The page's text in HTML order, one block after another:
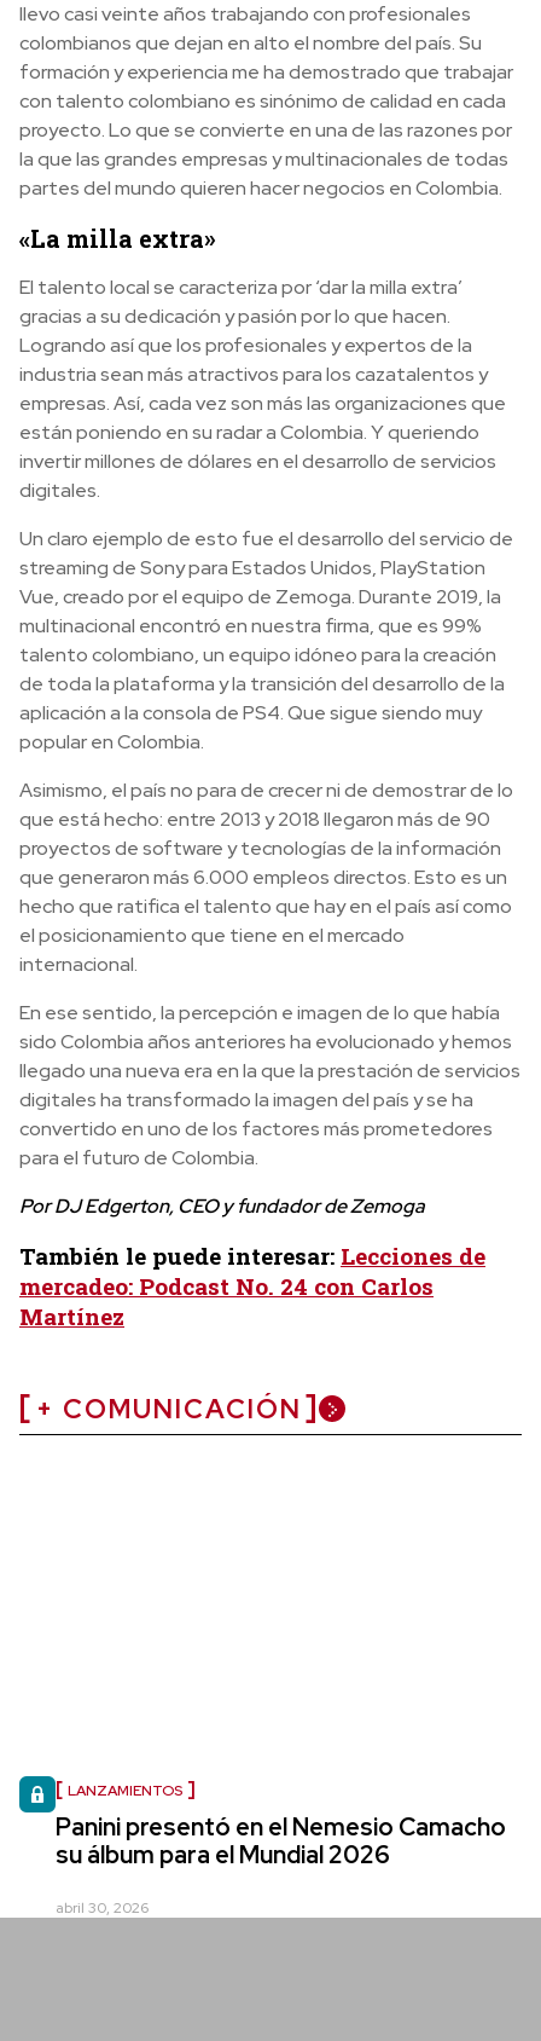
llevo casi veinte años trabajando con profesionales
colombianos que dejan en alto el nombre del país. Su
formación y experiencia me ha demostrado que trabajar
con talento colombiano es sinónimo de calidad en cada
proyecto. Lo que se convierte en una de las razones por
la que las grandes empresas y multinacionales de todas
partes del mundo quieren hacer negocios en Colombia.
«La milla extra»
El talento local se caracteriza por ‘dar la milla extra’
gracias a su dedicación y pasión por lo que hacen.
Logrando así que los profesionales y expertos de la
industria sean más atractivos para los cazatalentos y
empresas. Así, cada vez son más las organizaciones que
están poniendo en su radar a Colombia. Y queriendo
invertir millones de dólares en el desarrollo de servicios
digitales.
Un claro ejemplo de esto fue el desarrollo del servicio de
streaming de Sony para Estados Unidos, PlayStation
Vue, creado por el equipo de Zemoga. Durante 2019, la
multinacional encontró en nuestra firma, que es 99%
talento colombiano, un equipo idóneo para la creación
de toda la plataforma y la transición del desarrollo de la
aplicación a la consola de PS4. Que sigue siendo muy
popular en Colombia.
Asimismo, el país no para de crecer ni de demostrar de lo
que está hecho: entre 2013 y 2018 llegaron más de 90
proyectos de software y tecnologías de la información
que generaron más 6.000 empleos directos. Esto es un
hecho que ratifica el talento que hay en el país así como
el posicionamiento que tiene en el mercado
internacional.
En ese sentido, la percepción e imagen de lo que había
sido Colombia años anteriores ha evolucionado y hemos
llegado una nueva era en la que la prestación de servicios
digitales ha transformado la imagen del país y se ha
convertido en uno de los factores más prometedores
para el futuro de Colombia.
Por DJ Edgerton, CEO y fundador de Zemoga
También le puede interesar: Lecciones de
mercadeo: Podcast No. 24 con Carlos
Martínez
+ COMUNICACIÓN
LANZAMIENTOS
Panini presentó en el Nemesio Camacho
su álbum para el Mundial 2026
abril 30, 2026